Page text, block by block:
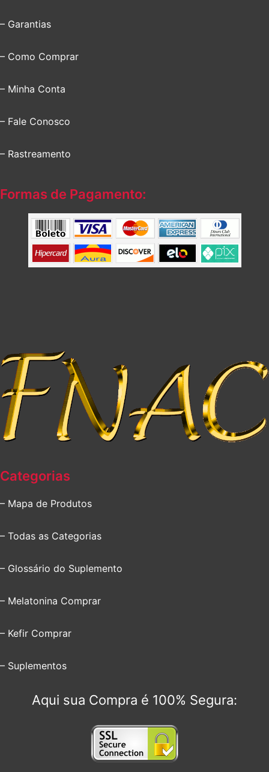
– Garantias
– Como Comprar
– Minha Conta
– Fale Conosco
– Rastreamento
Formas de Pagamento:
Categorias
– Mapa de Produtos
– Todas as Categorias
– Glossário do Suplemento
– Melatonina Comprar
– Kefir Comprar
– Suplementos
Aqui sua Compra é 100% Segura: